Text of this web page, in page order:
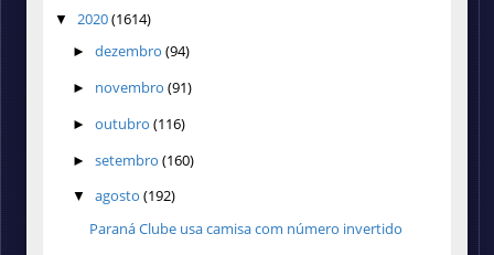
▼ 2020(1614)
► dezembro (94)
► novembro (91)
► outubro (116)
► setembro (160)
▼ agosto (192)
Paraná Clube usa camisa com número invertido